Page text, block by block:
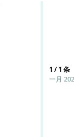
1 /1 条
一月